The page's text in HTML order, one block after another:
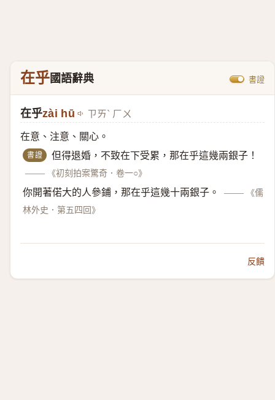
在乎國語辭典 書證
在乎zài hū ㄗㄞˋ ㄏㄨ
在意、注意、關心。
書證
但得退婚，不致在下受累，那在乎這幾兩銀子！
——
《初刻拍案驚奇．卷一○》
你開著偌大的人參鋪，那在乎這幾十兩銀子。 ——
《儒
林外史．第五四回》
反饋